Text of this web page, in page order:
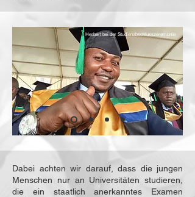
Herbert bei der Studienabschlusszeremonie
Dabei achten wir darauf, dass die jungen
Menschen nur an Universitäten studieren,
die ein staatlich anerkanntes Examen